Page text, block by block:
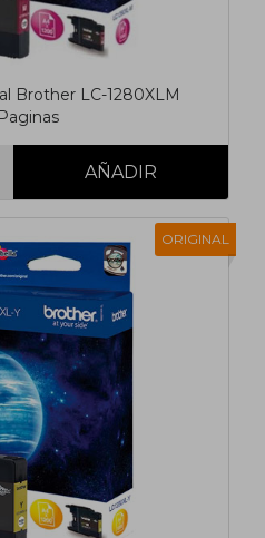
Brother LC-1280XLM
ORIGINAL